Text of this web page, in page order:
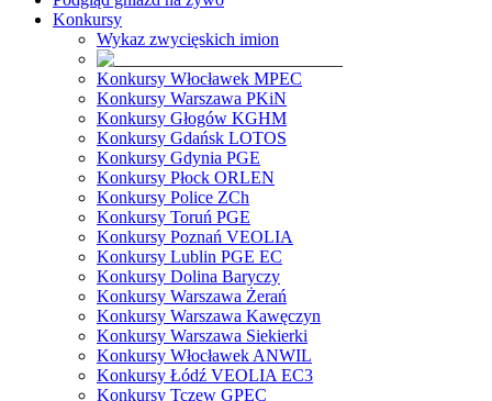
Konkursy
Wykaz zwycięskich imion
Konkursy Włocławek MPEC
Konkursy Warszawa PKiN
Konkursy Głogów KGHM
Konkursy Gdańsk LOTOS
Konkursy Gdynia PGE
Konkursy Płock ORLEN
Konkursy Police ZCh
Konkursy Toruń PGE
Konkursy Poznań VEOLIA
Konkursy Lublin PGE EC
Konkursy Dolina Baryczy
Konkursy Warszawa Żerań
Konkursy Warszawa Kawęczyn
Konkursy Warszawa Siekierki
Konkursy Włocławek ANWIL
Konkursy Łódź VEOLIA EC3
Konkursy Tczew GPEC